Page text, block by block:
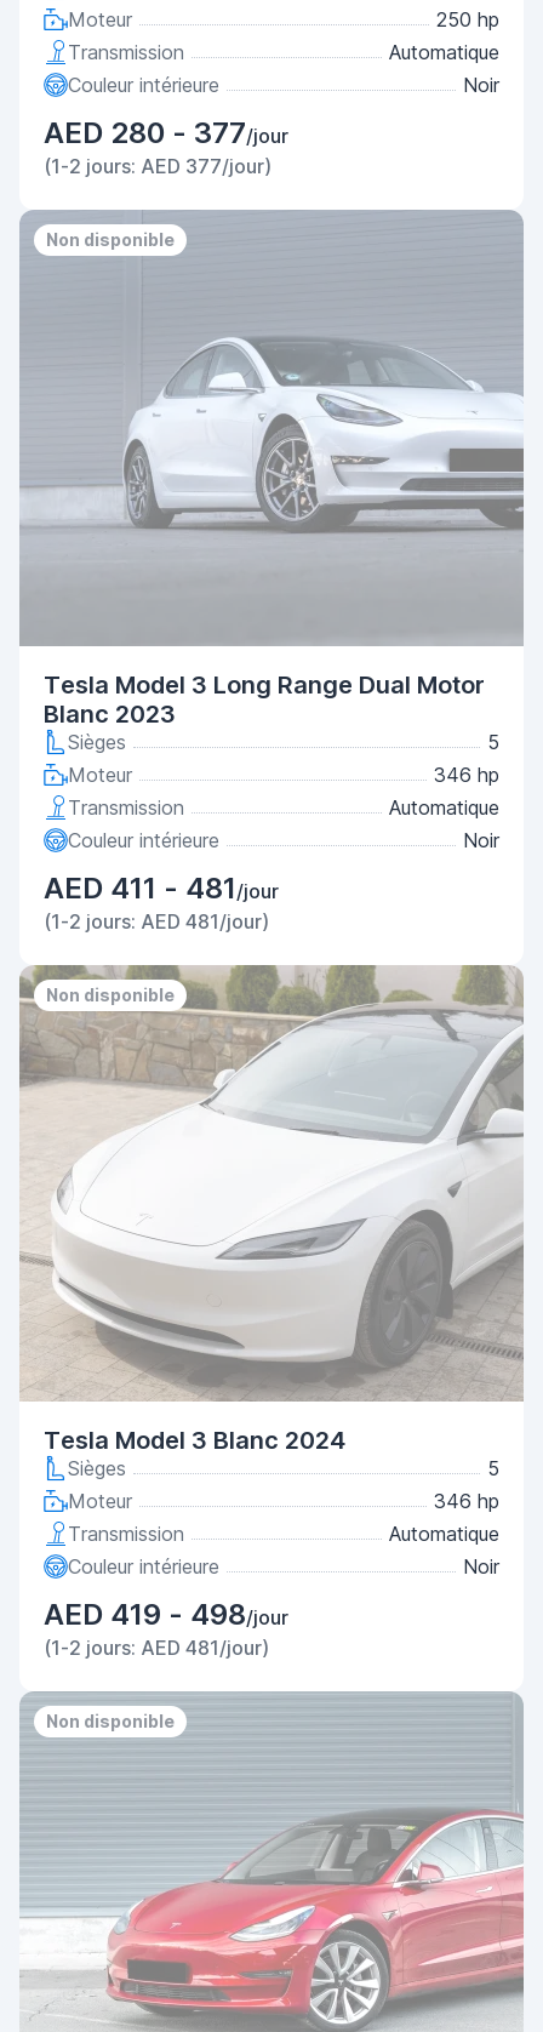
Moteur
250 hp
Transmission
Automatique
Couleur intérieure
Noir
AED 280 - 377/jour
(1-2 jours: AED 377/jour)
Non disponible
Tesla Model 3 Long Range Dual Motor
Blanc 2023
Sièges
5
Moteur
346 hp
Transmission
Automatique
Couleur intérieure
Noir
AED 411 - 481/jour
(1-2 jours: AED 481/jour)
Non disponible
Tesla Model 3 Blanc 2024
Sièges
5
Moteur
346 hp
Transmission
Automatique
Couleur intérieure
Noir
AED 419 - 498/jour
(1-2 jours: AED 481/jour)
Non disponible